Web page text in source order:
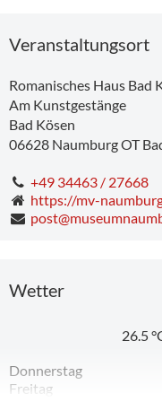
Veranstaltungsort
Romanisches Haus Bad
Am Kunstgestänge
Bad Kösen
06628 Naumburg OT
+49 34463 / 27668
https://mv-
Wetter
26.5
Donnerstag
Freitag